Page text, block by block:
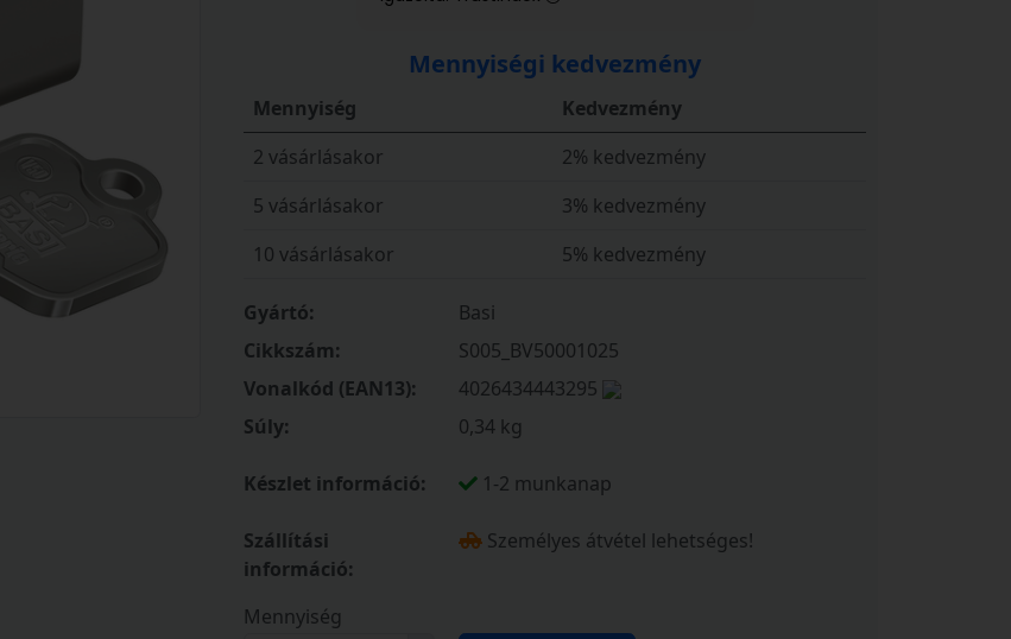
Mennyiségi kedvezmény
Mennyiség
Kedvezmény
2 vásárlásakor
2% kedvezmény
5 vásárlásakor
3% kedvezmény
10 vásárlásakor
5% kedvezmény
Gyártó:
Basi
Cikkszám:
S005_BV50001025
Vonalkód (EAN13):
4026434443295
Súly:
0,34 kg
Készlet információ: 1-2 munkanap
Szállítási
információ:
Személyes átvétel lehetséges!
Mennyiség